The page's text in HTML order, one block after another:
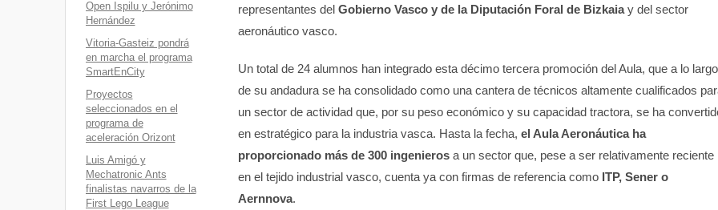
Open Ispilu y Jerónimo
Hernández
Vitoria-Gasteiz pondrá
en marcha el programa
SmartEnCity
Proyectos
seleccionados en el
programa de
aceleración Orizont
Luis Amigó y
Mechatronic Ants
finalistas navarros de la
First Lego League
representantes del Gobierno Vasco y de la Diputación Foral de Bizkaiay del sector
aeronáutico vasco.
Un total de 24 alumnos han integrado esta décimo tercera promoción del Aula, que a lo largo
de su andadura se ha consolidado como una cantera de técnicos altamente cualificados
un sector de actividad que, por su peso económico y su capacidad tractora, se ha
en estratégico para la industria vasca. Hasta la fecha, el Aula Aeronáutica ha
proporcionado más de 300 ingenierosa un sector que, pese a ser relativamente reciente
en el tejido industrial vasco, cuenta ya con firmas de referencia como ITP, Sener o
Aernnova.